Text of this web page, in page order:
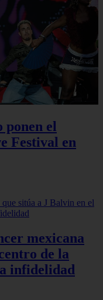
ponen el
Festival en
mexicana
de la
infidelidad